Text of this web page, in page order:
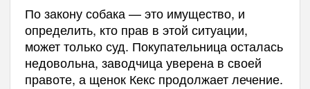
По закону собака — это имущество, и
определить, кто прав в этой ситуации,
может только суд. Покупательница осталась
недовольна, заводчица уверена в своей
правоте, а щенок Кекс продолжает лечение.